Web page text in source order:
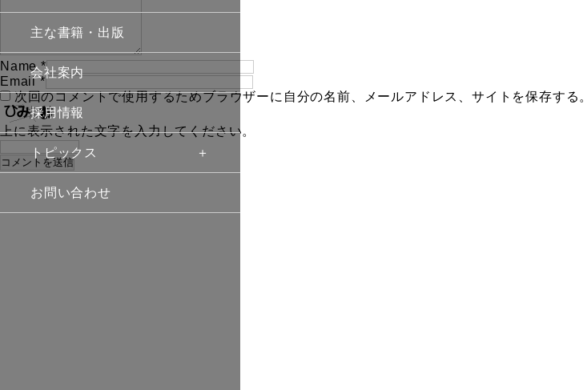
主な書籍・出版
会社案内
採用情報
トピックス
お問い合わせ
Name *
Email *
次回のコメントで使用するためブラウザーに自分の名前、メールアドレス、サイトを保存する。
上に表示された文字を入力してください。